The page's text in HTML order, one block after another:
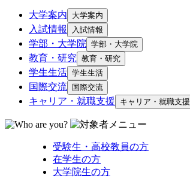
大学案内 大学案内
入試情報 入試情報
学部・大学院 学部・大学院
教育・研究 教育・研究
学生生活 学生生活
国際交流 国際交流
キャリア・就職支援 キャリア・就職支援
受験生・高校教員の方
在学生の方
大学院生の方